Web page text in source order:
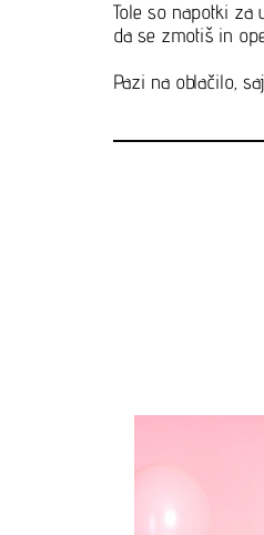
Tole so napotki za
da se zmotiš in
Pazi na oblačilo,